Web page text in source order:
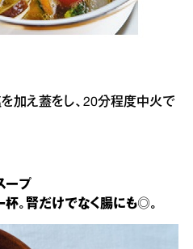
加え蓋をし、20分程度中火で
ープ
。腎だけでなく腸にも◎。